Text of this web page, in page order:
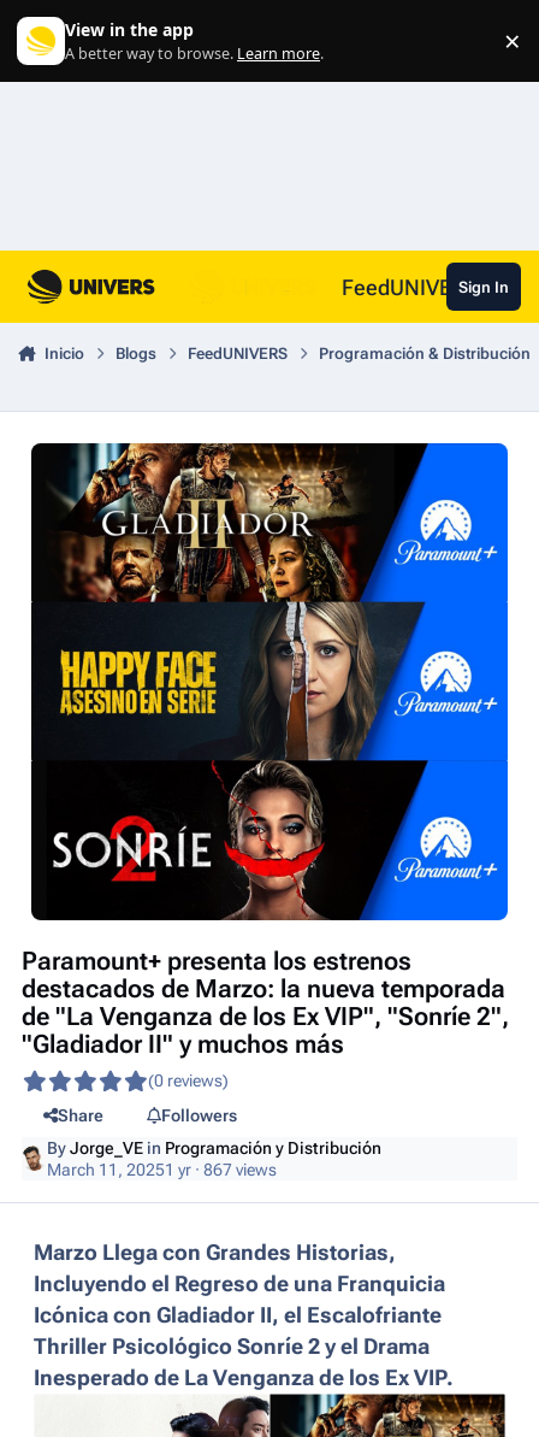
View in the app
A better way to browse. Learn more. ×
FeedUNIVERSSign In
Inicio Blogs FeedUNIVERS Programación & Distribución
Paramount+ presenta los estrenos
destacados de Marzo: la nueva temporada
de "La Venganza de los Ex VIP", "Sonríe 2",
"Gladiador II" y muchos más
(0 reviews)
Share
Followers
ByJorge_VE in Programación y Distribución
March 11, 20251 yr · 867 views
Marzo Llega con Grandes Historias,
Incluyendo el Regreso de una Franquicia
Icónica con Gladiador II, el Escalofriante
Thriller Psicológico Sonríe 2 y el Drama
Inesperado de La Venganza de los Ex VIP.